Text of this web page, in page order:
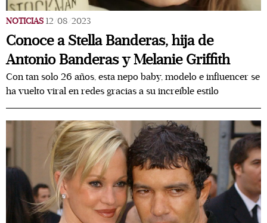
NOTICIAS 12/08/2023
Conoce a Stella Banderas, hija de
Antonio Banderas y Melanie Griffith
Con tan solo 26 años, esta nepo baby, modelo e influencer se
ha vuelto viral en redes gracias a su increíble estilo